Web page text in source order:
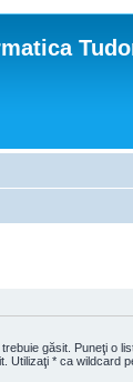
găsit. Puneţi o
Utilizaţi * ca wildcard